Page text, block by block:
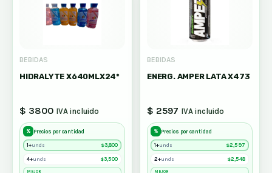
BEBIDAS
HIDRALYTE X640MLX24*
$ 3800 IVA incluido
% Precios por cantidad
1+unds $3,800
4+unds $3,500
MEJOR
BEBIDAS
ENERG. AMPER LATA X473
$ 2597 IVA incluido
% Precios por cantidad
1+unds $2,597
2+unds $2,548
MEJOR